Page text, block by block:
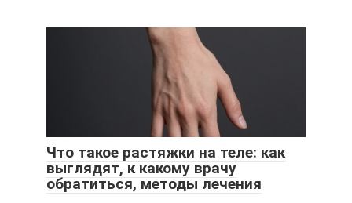
Что такое растяжки на теле: как
выглядят, к какому врачу
обратиться, методы лечения